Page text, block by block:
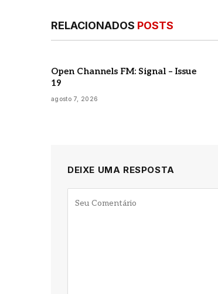
RELACIONADOS POSTS
Open Channels FM: Signal – Issue
19
agosto 7, 2026
DEIXE UMA RESPOSTA